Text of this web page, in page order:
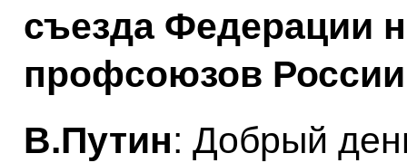
съезда Федерации
профсоюзов
В.Путин: Добрый